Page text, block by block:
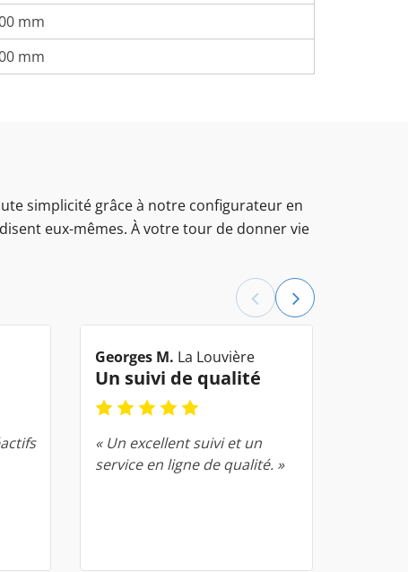
mm
mm
simplicité grâce à notre configurateur en
eux-mêmes. À votre tour de donner vie
Georges M. La Louvière
Un suivi de qualité
« Un excellent suivi et un
service en ligne de qualité. »